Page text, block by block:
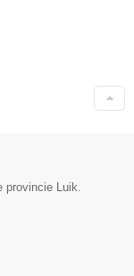
provincie Luik.